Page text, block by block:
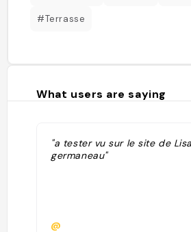
#Terrasse
What users are saying
"a tester vu sur le site de Lisa
germaneau"
@